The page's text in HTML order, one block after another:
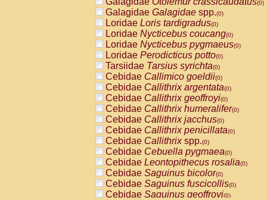
(0)
Galagidae Galagidae spp.(0)
Loridae Loris tardigradus(0)
Loridae Nycticebus coucang(0)
Loridae Nycticebus pygmaeus(0)
Loridae Perodicticus potto(0)
Tarsiidae Tarsius syrichta(0)
Cebidae Callimico goeldii(0)
Cebidae Callithrix argentata(0)
Cebidae Callithrix geoffroyi(0)
Cebidae Callithrix humeralifer(0)
Cebidae Callithrix jacchus(0)
Cebidae Callithrix penicillata(0)
Cebidae Callithrixspp.(0)
Cebidae Cebuella pygmaea(0)
Cebidae Leontopithecus rosalia(0)
Cebidae Saguinus bicolor(0)
Cebidae Saguinus fuscicollis(0)
Cebidae Saguinus geoffroyi(0)